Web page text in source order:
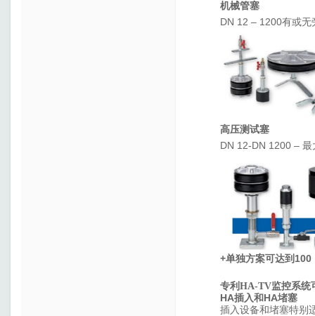
机械管塞
DN 12 – 1200有或无
高压测试塞
DN 12-DN 1200 –最
+单独方案可达到 100
专利HA-TV监控系统
HA插入和 HA堵塞
插入设备和堵塞特别